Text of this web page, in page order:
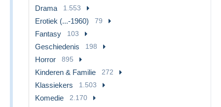
Drama 1.553
Erotiek (...-1960) 79
Fantasy 103
Geschiedenis 198
Horror 895
Kinderen & Familie 272
Klassiekers 1.503
Komedie 2.170